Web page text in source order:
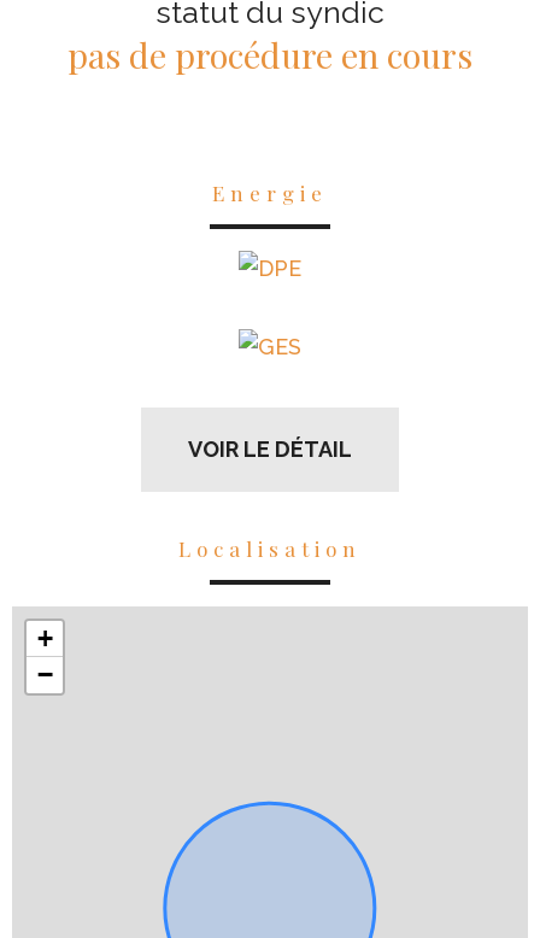
statut du syndic
pas de procédure en cours
Energie
VOIR LE DÉTAIL
Localisation
+
−